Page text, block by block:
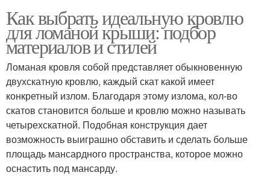
Как выбрать идеальную кровлю
для ломаной крыши: подбор
материалов и стилей
Ломаная кровля собой представляет обыкновенную
двухскатную кровлю, каждый скат какой имеет
конкретный излом. Благодаря этому излома, кол-во
скатов становится больше и кровлю можно называть
четырехскатной. Подобная конструкция дает
возможность выиграшно обставить и сделать больше
площадь мансардного пространства, которое можно
оснастить под мансарду.